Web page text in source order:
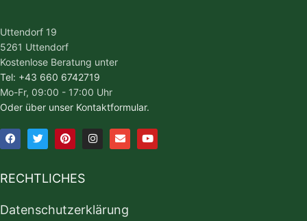
Uttendorf 19
5261 Uttendorf
Kostenlose Beratung unter
Tel: +43 660 6742719
Mo-Fr, 09:00 - 17:00 Uhr
Oder über unser Kontaktformular.
RECHTLICHES
Datenschutzerklärung